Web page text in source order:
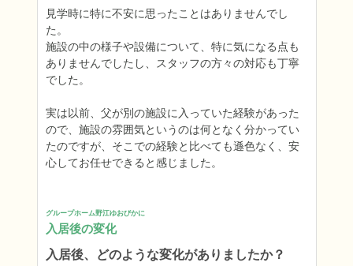
見学時に特に不安に思ったことはありませんでし
た。
施設の中の様子や設備について、特に気になる点も
ありませんでしたし、スタッフの方々の対応も丁寧
でした。
実は以前、父が別の施設に入っていた経験があった
ので、施設の雰囲気というのは何となく分かってい
たのですが、そこでの経験と比べても遜色なく、安
心してお任せできると感じました。
グループホーム野江ゆおびかに
入居後の変化
入居後、どのような変化がありましたか？